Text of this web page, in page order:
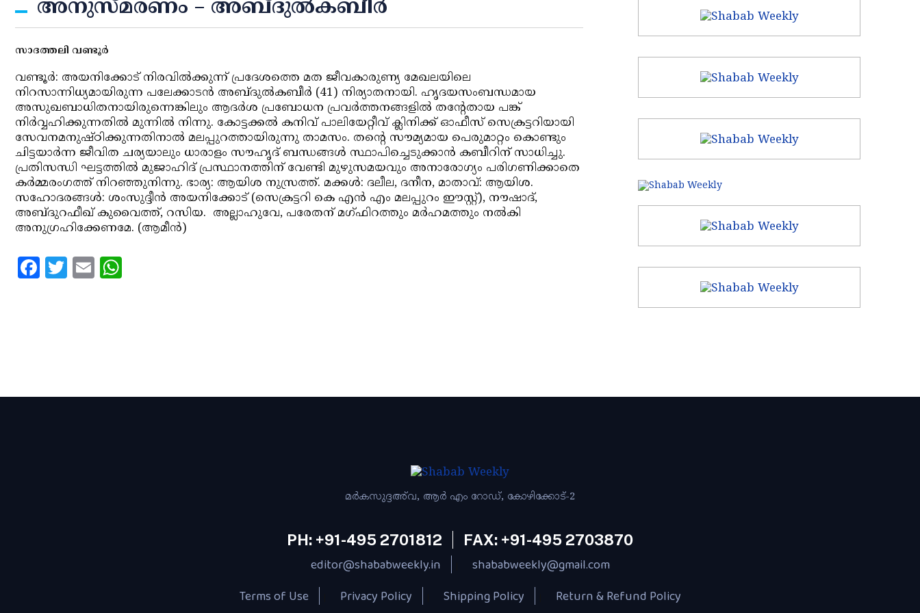
അനുസ്മരണം – അബ്ദുല്‍കബീര്‍
സാദത്തലി വണ്ടൂര്‍
വണ്ടൂര്‍: അയനിക്കോട് നിരവില്‍ക്കുന്ന് പ്രദേശത്തെ മത ജീവകാരുണ്യ മേഖലയിലെ
നിറസാന്നിധ്യമായിരുന്ന പലേക്കാടന്‍ അബ്ദുല്‍കബീര്‍ (41) നിര്യാതനായി. ഹൃദയസംബന്ധമായ
അസുഖബാധിതനായിരുന്നെങ്കിലും ആദര്‍ശ പ്രബോധന പ്രവര്‍ത്തനങ്ങളില്‍ തന്റേതായ പങ്ക്
നിര്‍വ്വഹിക്കുന്നതില്‍ മുന്നില്‍ നിന്നു. കോട്ടക്കല്‍ കനിവ് പാലിയേറ്റീവ് ക്ലിനിക്ക് ഓഫീസ് സെക്രട്ടറിയായി
സേവനമനുഷ്ഠിക്കുന്നതിനാല്‍ മലപ്പുറത്തായിരുന്നു താമസം. തന്റെ സൗമ്യമായ പെരുമാറ്റം കൊണ്ടും
ചിട്ടയാര്‍ന്ന ജീവിത ചര്യയാലും ധാരാളം സൗഹൃദ് ബന്ധങ്ങള്‍ സ്ഥാപിച്ചെടുക്കാന്‍ കബീറിന് സാധിച്ചു.
പ്രതിസന്ധി ഘട്ടത്തില്‍ മുജാഹിദ് പ്രസ്ഥാനത്തിന് വേണ്ടി മുഴുസമയവും അനാരോഗ്യം പരിഗണിക്കാതെ
കര്‍മ്മരംഗത്ത് നിറഞ്ഞുനിന്നു. ഭാര്യ: ആയിശ നുസ്രത്ത്. മക്കള്‍: ദലീല, ദനീന, മാതാവ്: ആയിശ.
സഹോദരങ്ങള്‍: ശംസുദ്ദീന്‍ അയനിക്കോട് (സെക്രട്ടറി കെ എന്‍ എം മലപ്പുറം ഈസ്റ്റ്), നൗഷാദ്,
അബ്ദുറഫീഖ് കുവൈത്ത്, റസിയ. അല്ലാഹുവേ, പരേതന് മഗ്ഫിറത്തും മര്‍ഹമത്തും നല്‍കി
അനുഗ്രഹിക്കേണമേ. (ആമീന്‍)
Facebook
Twitter
Email
മര്‍കസുദ്ദഅ്‌വ, ആര്‍ എം റോഡ്‌, കോഴിക്കോട്‌-2
PH: +91-495 2701812
FAX: +91-495 2703870
editor@shababweekly.in
shababweekly@gmail.com
Terms of Use
Privacy Policy Shipping Policy Return & Refund Policy